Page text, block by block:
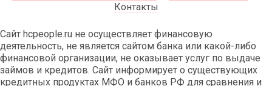
Контакты
Сайт hcpeople.ru не осуществляет финансовую
деятельность, не является сайтом банка или какой-либо
финансовой организации, не оказывает услуг по выдаче
займов и кредитов. Сайт информирует о существующих
кредитных продуктах МФО и банков РФ для сравнения и